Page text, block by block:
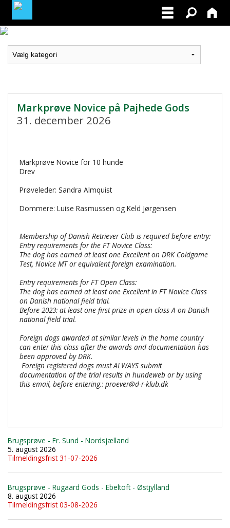
LOGIN / PROFIL
Markprøve Novice på Pajhede Gods
31. december 2026
Markprøve Novice for 10 hunde
Drev
Prøveleder: Sandra Almquist
Dommere: Luise Rasmussen og Keld Jørgensen
Membership of Danish Retriever Club is required before entry:
Entry requirements for the FT Novice Class:
The dog has earned at least one Excellent on DRK Coldgame
Test, Novice MT or equivalent foreign examination.
Entry requirements for FT Open Class:
The dog has earned at least one Excellent in FT Novice Class
on Danish national field trial.
Before 2023: at least one first prize in open class A on Danish
national field trial.
Foreign dogs awarded at similar levels in the home country
can enter this class after the awards and documentation has
been approved by DRK.
Foreign registered dogs must ALWAYS submit
documentation of the trial results in hundeweb or by using
this email, before entering.: proever@d-r-klub.dk
Brugsprøve - Fr. Sund - Nordsjælland
5. august 2026
Tilmeldingsfrist 31-07-2026
Brugsprøve - Rugaard Gods - Ebeltoft - Østjylland
8. august 2026
Tilmeldingsfrist 03-08-2026